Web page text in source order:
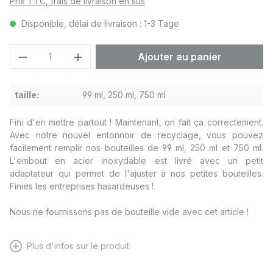
Fini d'en mettre partout ! Maintenant, on fait ça correctement.
Avec notre nouvel entonnoir de recyclage, vous pouvez
facilement remplir nos bouteilles de 99 ml, 250 ml et 750 ml.
L'embout en acier inoxydable est livré avec un petit
adaptateur qui permet de l'ajuster à nos petites bouteilles.
Finies les entreprises hasardeuses !
Nous ne fournissons pas de bouteille vide avec cet article !
Plus d'infos sur le produit
Disponible, délai de livraison : 1-3 Tage
Quantité de produit : Entrez la
Ajouter au panier
taille: 99 ml, 250 ml, 750 ml